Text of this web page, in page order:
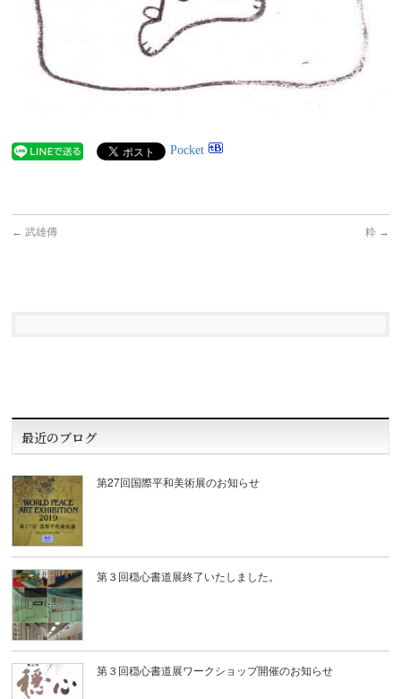
Pocket
← 武雄傳 粋 →
最近のブログ
第27回国際平和美術展のお知らせ
第３回穏心書道展終了いたしました。
第３回穏心書道展ワークショップ開催のお知らせ